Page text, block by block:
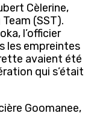
Cèlerine,
(SST).
l’officier
les empreintes
avaient été
qui s’était
Goomanee,